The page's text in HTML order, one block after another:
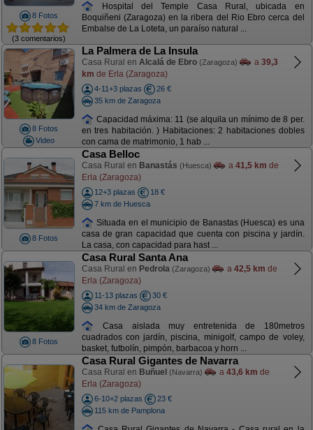
8 Fotos
(3 comentarios)
Hospital del Temple Casa Rural, ubicada en
Boquiñeni (Zaragoza) en la ribera del Rio Ebro cerca del
Embalse de La Loteta, un paraíso natural ...
8 Fotos
Video
La Palmera de La Insula
Casa Rural en Alcalá de Ebro (Zaragoza) a 39,3
km de Erla (Zaragoza)
4-11+3 plazas
26 €
35 km de Zaragoza
Capacidad máxima: 11 (se alquila un mínimo de 8 per.
en tres habitación. ) Habitaciones: 2 habitaciones dobles
con cama de matrimonio, 1 hab ...
8 Fotos
Casa Belloc
Casa Rural en Banastás (Huesca) a 41,5 km de
Erla (Zaragoza)
12+3 plazas
18 €
7 km de Huesca
Situada en el municipio de Banastas (Huesca) es una
casa de gran capacidad que cuenta con piscina y jardín.
La casa, con capacidad para hast ...
8 Fotos
Casa Rural Santa Ana
Casa Rural en Pedrola (Zaragoza) a 42,5 km de
Erla (Zaragoza)
11-13 plazas
30 €
34 km de Zaragoza
Casa aislada muy entretenida de 180metros
cuadrados con jardín, piscina, minigolf, campo de voley,
basket, futbolín, pimpón, barbacoa y horn ...
Casa Rural Gigantes de Navarra
Casa Rural en Buñuel (Navarra) a 43,6 km de
Erla (Zaragoza)
6-10+2 plazas
23 €
115 km de Pamplona